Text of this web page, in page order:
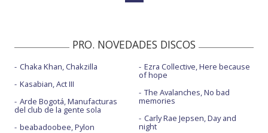
PRO. NOVEDADES DISCOS
Chaka Khan, Chakzilla
Kasabian, Act III
Arde Bogotá, Manufacturas
del club de la gente sola
beabadoobee, Pylon
Ezra Collective, Here because
of hope
The Avalanches, No bad
memories
Carly Rae Jepsen, Day and
night